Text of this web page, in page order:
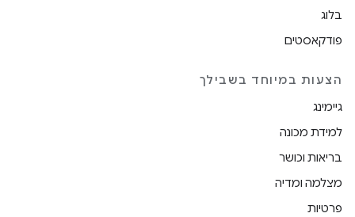
בלוג
פודקאסטים
הצעות במיוחד בשבילך
גיימינג
למידת מכונה
בריאות וכושר
מצלמה ומדיה
פרטיות